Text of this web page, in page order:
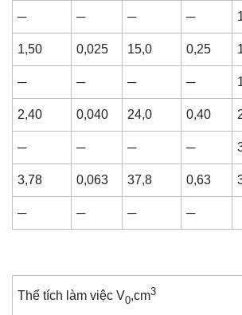
─ ─ ─ ─
1,50 0,025 15,0 0,25
─ ─ ─ ─
2,40 0,040 24,0 0,40
─ ─ ─ ─
3,78 0,063 37,8 0,63
─ ─ ─ ─
Thể tích làm việc V0,cm3